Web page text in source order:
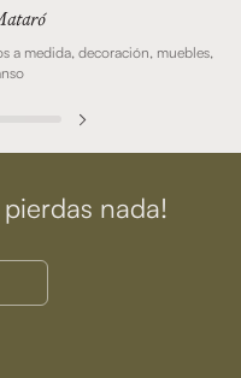
a medida, decoración, muebles,
nada!